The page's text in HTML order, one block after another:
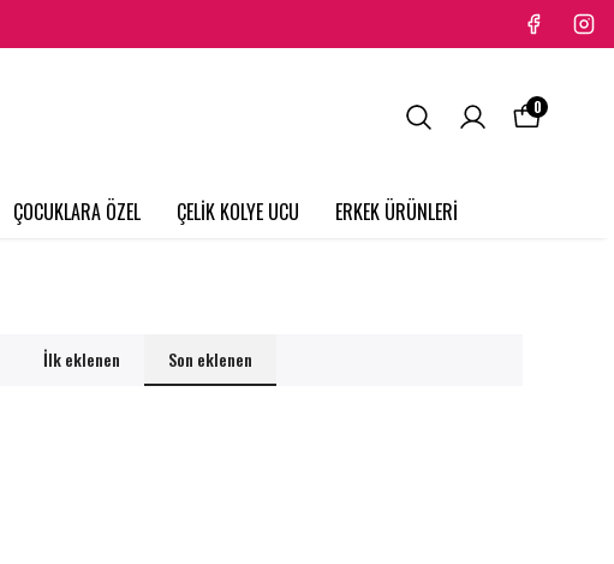
ÇOCUKLARA ÖZEL ÇELİK KOLYE UCU ERKEK ÜRÜNLERİ
0
İlk eklenen Son eklenen